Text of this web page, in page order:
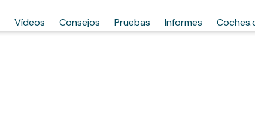
Vídeos Consejos Pruebas Informes